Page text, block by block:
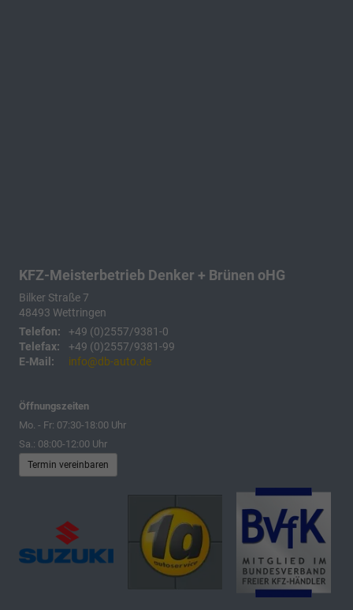
KFZ-Meisterbetrieb Denker + Brünen oHG
Bilker Straße 7
48493 Wettringen
Telefon:
+49 (0)2557/9381-0
Telefax:
+49 (0)2557/9381-99
E-Mail:
info@db-auto.de
Öffnungszeiten
Mo. - Fr: 07:30-18:00 Uhr
Sa.: 08:00-12:00 Uhr
Termin vereinbaren